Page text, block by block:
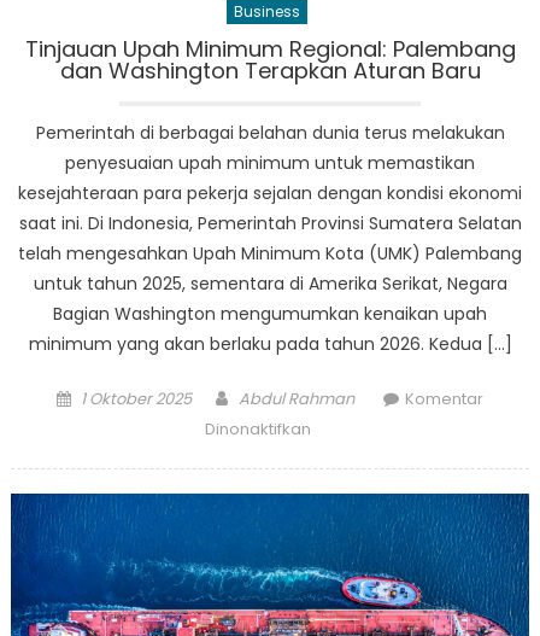
Business
Tinjauan Upah Minimum Regional: Palembang
dan Washington Terapkan Aturan Baru
Pemerintah di berbagai belahan dunia terus melakukan
penyesuaian upah minimum untuk memastikan
kesejahteraan para pekerja sejalan dengan kondisi ekonomi
saat ini. Di Indonesia, Pemerintah Provinsi Sumatera Selatan
telah mengesahkan Upah Minimum Kota (UMK) Palembang
untuk tahun 2025, sementara di Amerika Serikat, Negara
Bagian Washington mengumumkan kenaikan upah
minimum yang akan berlaku pada tahun 2026. Kedua […]
Posted
1 Oktober 2025 Author
Abdul Rahman
Komentar
Dinonaktifkan
Minimum
Regional:
Palembang
dan
Washington